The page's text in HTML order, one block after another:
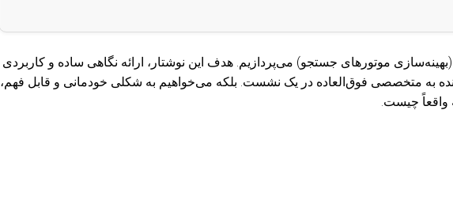
موتورهای جستجو) می‌پردازیم. هدف این نوشتار، ارائه نگاهی ساده و کاربردی
به متخصصی فوق‌العاده در یک نشست. بلکه می‌خواهیم به شکلی خودمانی و قابل فهم،
واقعاً چیست.